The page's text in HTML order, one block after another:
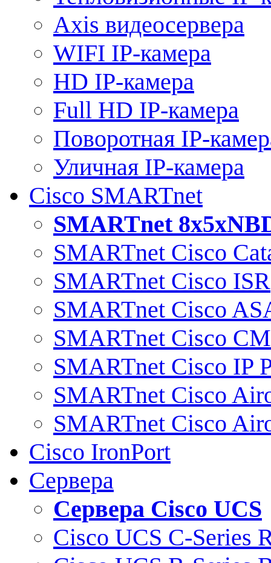
Axis видеосервера
WIFI IP-камера
HD IP-камера
Full HD IP-камера
Поворотная IP-
Уличная IP-камера
Cisco SMARTnet
SMARTnet
SMARTnet Cisco
SMARTnet Cisco ISR
SMARTnet Cisco
SMARTnet Cisco
SMARTnet Cisco IP
SMARTnet Cisco
SMARTnet Cisco
Cisco IronPort
Сервера
Сервера Cisco UCS
Cisco UCS C-Series